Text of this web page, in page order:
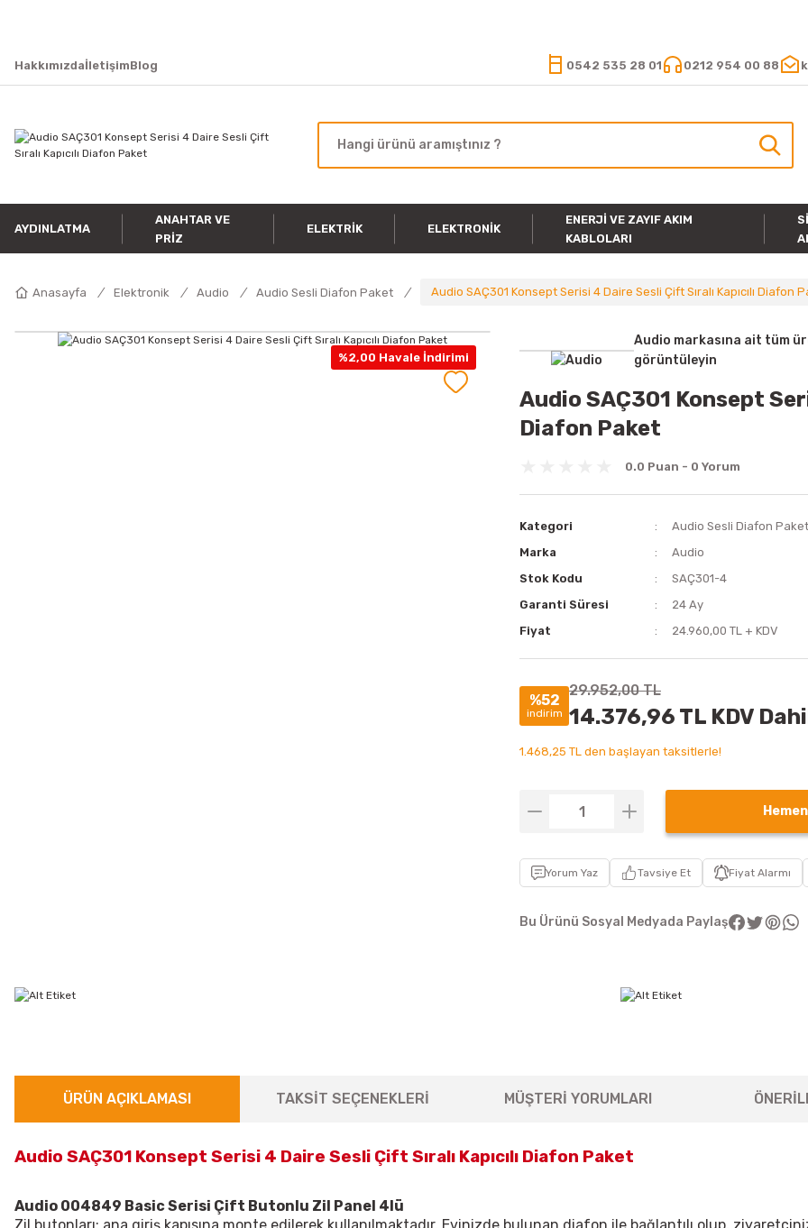
HakkımızdaİletişimBlog 0542 535 28 01 0212 954 00 88
AYDINLATMA
ANAHTAR VE
PRIZ
ELEKTRIK ELEKTRONIK
ENERJI VE ZAYIF AKIM
KABLOLARI
Anasayfa Elektronik Audio Audio Sesli Diafon Paket Audio SAÇ301 Konsept Serisi 4 Daire Sesli Çift Sıralı Kapıcılı Diafon
%2,00 Havale İndirimi
Audio markasına ait tüm
görüntüleyin
Audio SAÇ301 Konsept
Diafon Paket
0.0 Puan - 0 Yorum
Kategori Audio Sesli Diafon Paket
Marka
Audio
Stok Kodu
SAÇ301-4
Garanti Süresi
24 Ay
Fiyat
24.960,00 TL + KDV
%52
indirim
29.952,00 TL
14.376,96 TL KDV
1.468,25 TL den başlayan taksitlerle!
Hemen
Yorum Yaz Tavsiye Et Fiyat Alarmı
Bu Ürünü Sosyal Medyada Paylaş
ÜRÜN AÇIKLAMASI TAKSİT SEÇENEKLERİ MÜŞTERİ YORUMLARI
Audio SAÇ301 Konsept Serisi 4 Daire Sesli Çift Sıralı Kapıcılı Diafon Paket
Audio 004849 Basic Serisi Çift Butonlu Zil Panel 4lü